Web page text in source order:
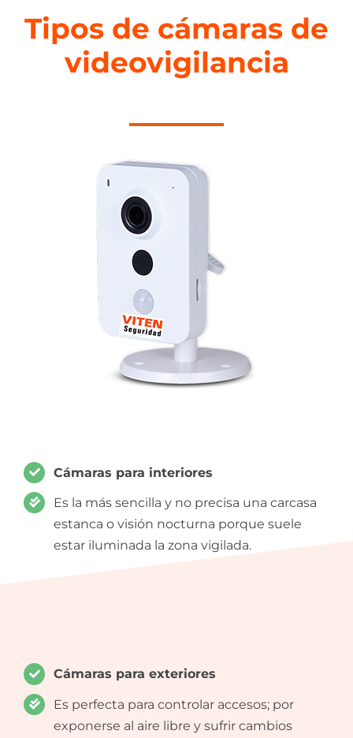
Tipos de cámaras de
videovigilancia
Cámaras para interiores
Es la más sencilla y no precisa una carcasa
estanca o visión nocturna porque suele
estar iluminada la zona vigilada.
Cámaras para exteriores
Es perfecta para controlar accesos; por
exponerse al aire libre y sufrir cambios